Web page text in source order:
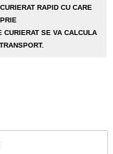
RAPID CU CARE
CURIERAT SE VA CALCULA